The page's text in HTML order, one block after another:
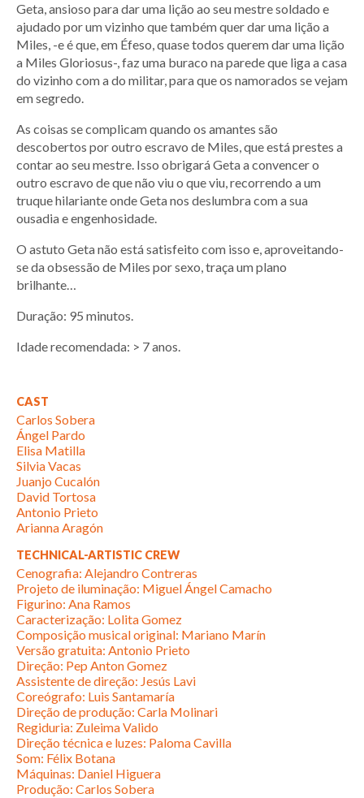
Geta, ansioso para dar uma lição ao seu mestre soldado e
ajudado por um vizinho que também quer dar uma lição a
Miles, -e é que, em Éfeso, quase todos querem dar uma lição
a Miles Gloriosus-, faz uma buraco na parede que liga a casa
do vizinho com a do militar, para que os namorados se vejam
em segredo.
As coisas se complicam quando os amantes são
descobertos por outro escravo de Miles, que está prestes a
contar ao seu mestre. Isso obrigará Geta a convencer o
outro escravo de que não viu o que viu, recorrendo a um
truque hilariante onde Geta nos deslumbra com a sua
ousadia e engenhosidade.
O astuto Geta não está satisfeito com isso e, aproveitando-
se da obsessão de Miles por sexo, traça um plano
brilhante…
Duração: 95 minutos.
Idade recomendada: > 7 anos.
CAST
Carlos Sobera
Ángel Pardo
Elisa Matilla
Silvia Vacas
Juanjo Cucalón
David Tortosa
Antonio Prieto
Arianna Aragón
TECHNICAL-ARTISTIC CREW
Cenografia: Alejandro Contreras
Projeto de iluminação: Miguel Ángel Camacho
Figurino: Ana Ramos
Caracterização: Lolita Gomez
Composição musical original: Mariano Marín
Versão gratuita: Antonio Prieto
Direção: Pep Anton Gomez
Assistente de direção: Jesús Lavi
Coreógrafo: Luis Santamaría
Direção de produção: Carla Molinari
Regiduria: Zuleima Valido
Direção técnica e luzes: Paloma Cavilla
Som: Félix Botana
Máquinas: Daniel Higuera
Produção: Carlos Sobera